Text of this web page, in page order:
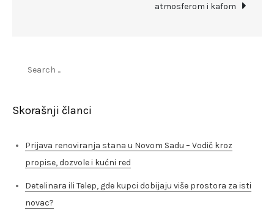
atmosferom i kafom
Skorašnji članci
Prijava renoviranja stana u Novom Sadu – Vodič kroz
propise, dozvole i kućni red
Detelinara ili Telep, gde kupci dobijaju više prostora za isti
novac?